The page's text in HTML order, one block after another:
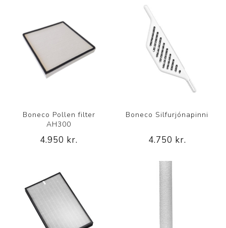
Boneco Pollen filter
AH300
4.950 kr.
Boneco Silfurjónapinni
4.750 kr.